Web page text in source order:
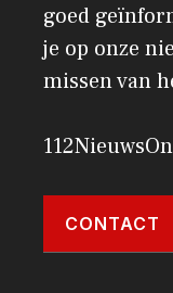
goed
je op onze
missen van
CONTACT